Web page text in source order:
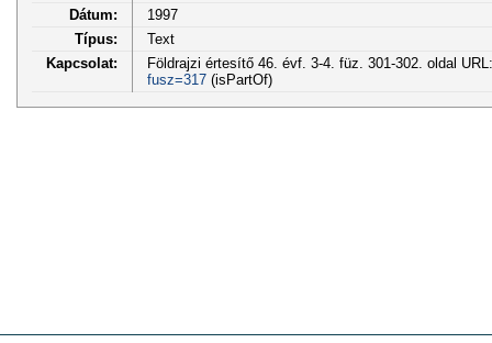
Dátum:
1997
Típus:
Text
Kapcsolat:
Földrajzi értesítő 46. évf. 3-4. füz. 301-302. oldal
fusz=317(isPartOf)